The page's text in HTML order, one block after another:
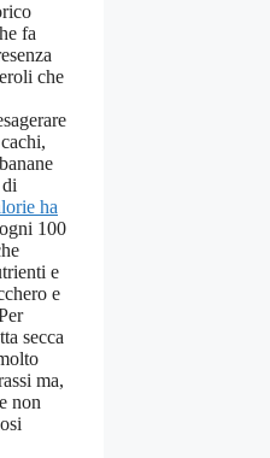
fa
che
ha
100
e
e
secca
ma,
non